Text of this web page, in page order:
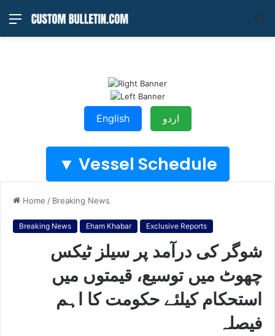
Menu
English اردو
Vessel Schedule ▼
Home / Breaking News
Breaking News Eham Khabar Exclusive Reports
شوگر کی درآمد پر سیلز ٹیکس
چھوٹ میں توسیع، قیمتوں میں
استحکام کیلئے حکومت کا اہم
فیصلہ